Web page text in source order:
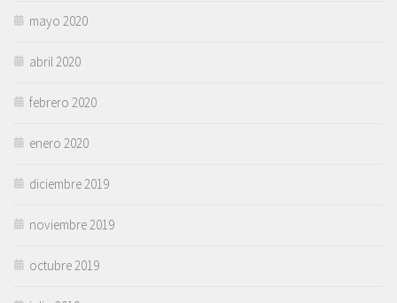
mayo 2020
abril 2020
febrero 2020
enero 2020
diciembre 2019
noviembre 2019
octubre 2019